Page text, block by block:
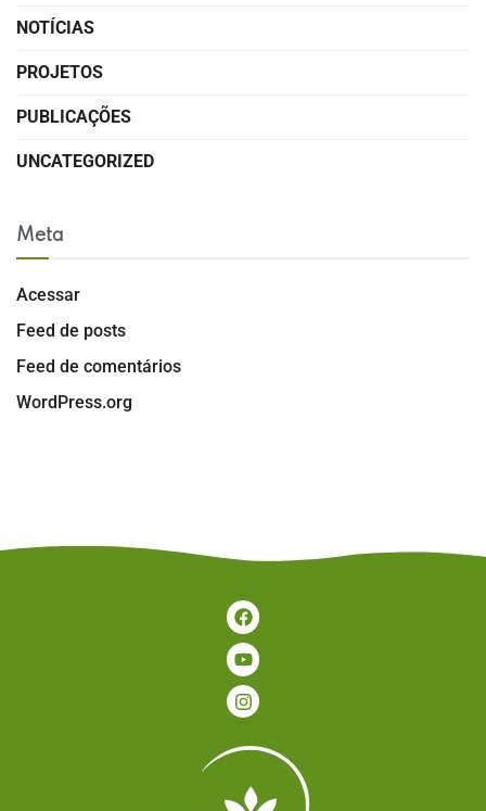
NOTÍCIAS
PROJETOS
PUBLICAÇÕES
UNCATEGORIZED
Meta
Acessar
Feed de posts
Feed de comentários
WordPress.org